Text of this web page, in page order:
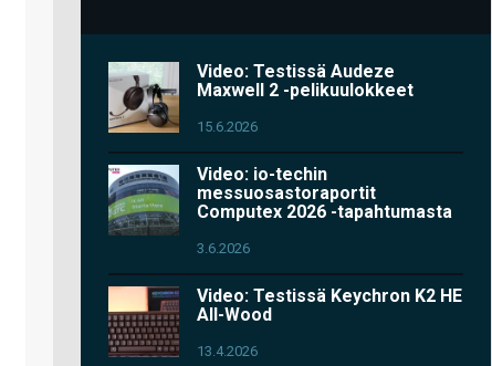
Video: Testissä Audeze
Maxwell 2 -pelikuulokkeet
15.6.2026
Video: io-techin
messuosastoraportit
Computex 2026 -tapahtumasta
3.6.2026
Video: Testissä Keychron K2 HE
All-Wood
13.4.2026